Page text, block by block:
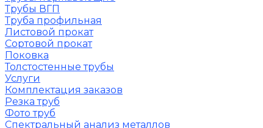
Трубы ВГП
Труба профильная
Листовой прокат
Сортовой прокат
Поковка
Толстостенные трубы
Услуги
Комплектация заказов
Резка труб
Фото труб
Спектральный анализ металлов